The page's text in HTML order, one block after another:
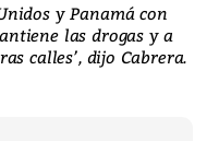
y Panamá con
las drogas y a
calles’, dijo Cabrera.